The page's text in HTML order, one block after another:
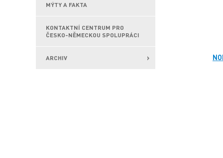
MÝTY A FAKTA
KONTAKTNÍ CENTRUM PRO
ČESKO-NĚMECKOU SPOLUPRÁCI
ARCHIV